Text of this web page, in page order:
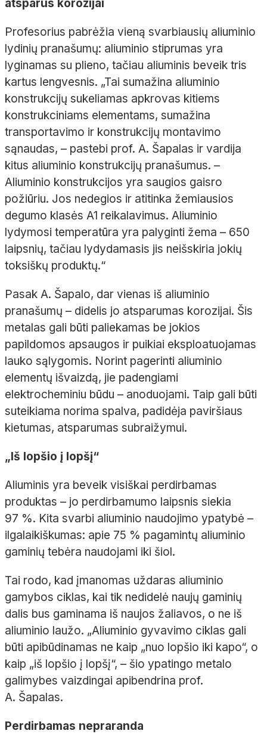
atsparus korozijai
Profesorius pabrėžia vieną svarbiausių aliuminio
lydinių pranašumų: aliuminio stiprumas yra
lyginamas su plieno, tačiau aliuminis beveik tris
kartus lengvesnis. „Tai sumažina aliuminio
konstrukcijų sukeliamas apkrovas kitiems
konstrukciniams elementams, sumažina
transportavimo ir konstrukcijų montavimo
sąnaudas, – pastebi prof. A. Šapalas ir vardija
kitus aliuminio konstrukcijų pranašumus. –
Aliuminio konstrukcijos yra saugios gaisro
požiūriu. Jos nedegios ir atitinka žemiausios
degumo klasės A1 reikalavimus. Aliuminio
lydymosi temperatūra yra palyginti žema – 650
laipsnių, tačiau lydydamasis jis neišskiria jokių
toksiškų produktų.“
Pasak A. Šapalo, dar vienas iš aliuminio
pranašumų – didelis jo atsparumas korozijai. Šis
metalas gali būti paliekamas be jokios
papildomos apsaugos ir puikiai eksploatuojamas
lauko sąlygomis. Norint pagerinti aliuminio
elementų išvaizdą, jie padengiami
elektrocheminiu būdu – anoduojami. Taip gali būti
suteikiama norima spalva, padidėja paviršiaus
kietumas, atsparumas subraižymui.
„Iš lopšio į lopšį“
Aliuminis yra beveik visiškai perdirbamas
produktas – jo perdirbamumo laipsnis siekia
97 %. Kita svarbi aliuminio naudojimo ypatybė –
ilgalaikiškumas: apie 75 % pagamintų aliuminio
gaminių tebėra naudojami iki šiol.
Tai rodo, kad įmanomas uždaras aliuminio
gamybos ciklas, kai tik nedidelė naujų gaminių
dalis bus gaminama iš naujos žaliavos, o ne iš
aliuminio laužo. „Aliuminio gyvavimo ciklas gali
būti apibūdinamas ne kaip „nuo lopšio iki kapo“, o
kaip „iš lopšio į lopšį“, – šio ypatingo metalo
galimybes vaizdingai apibendrina prof.
A. Šapalas.
Perdirbamas nepraranda